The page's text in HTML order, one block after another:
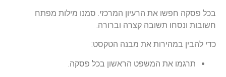
בכל פסקה חפשו את הרעיון המרכזי. סמנו מילות מפתח
חשובות ונסחו תשובה קצרה וברורה.
כדי להבין במהירות את מבנה הטקסט:
תרגמו את המשפט הראשון בכל פסקה.